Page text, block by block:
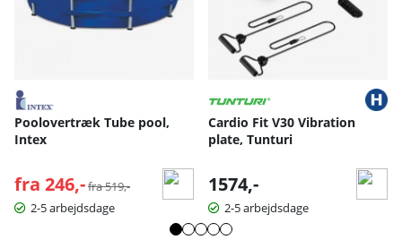
Poolovertræk Tube pool,
Intex
fra 246,- Normalpris:
fra 519,-
2-5 arbejdsdage
Cardio Fit V30 Vibration
plate, Tunturi
1574,-
2-5 arbejdsdage